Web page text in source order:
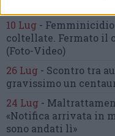
10 Lug - Femminicidio
coltellate. Fermato il
(Foto-Video)
26 Lug - Scontro tra
gravissimo un
24 Lug -
«Notifica arrivata in
sono andati lì»